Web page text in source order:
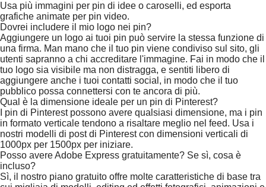
Usa più immagini per pin di idee o caroselli, ed esporta
grafiche animate per pin video.
Dovrei includere il mio logo nei pin?
Aggiungere un logo ai tuoi pin può servire la stessa funzione di
una firma. Man mano che il tuo pin viene condiviso sul sito, gli
utenti sapranno a chi accreditare l'immagine. Fai in modo che il
tuo logo sia visibile ma non distragga, e sentiti libero di
aggiungere anche i tuoi contatti social, in modo che il tuo
pubblico possa connettersi con te ancora di più.
Qual è la dimensione ideale per un pin di Pinterest?
I pin di Pinterest possono avere qualsiasi dimensione, ma i pin
in formato verticale tendono a risaltare meglio nel feed. Usa i
nostri modelli di post di Pinterest con dimensioni verticali di
1000px per 1500px per iniziare.
Posso avere Adobe Express gratuitamente? Se sì, cosa è
incluso?
Sì, il nostro piano gratuito offre molte caratteristiche di base tra